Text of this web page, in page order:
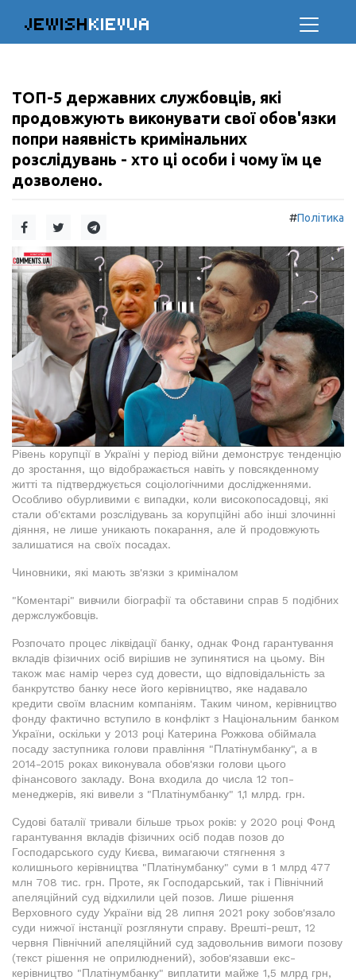
JEWISHKIEVUA
ТОП-5 державних службовців, які
продовжують виконувати свої обов'язки
попри наявність кримінальних
розслідувань - хто ці особи і чому їм це
дозволено.
#Політика
Рівень корупції в Україні у період війни демонструє тенденцію
до зростання, що відображається навіть у повсякденному
житті та підтверджується соціологічними дослідженнями.
Особливо обурливими є випадки, коли високопосадовці, які
стали об'єктами розслідувань за корупційні або інші злочинні
діяння, не лише уникають покарання, але й продовжують
залишатися на своїх посадах.
Чиновники, які мають зв'язки з криміналом
"Коментарі" вивчили біографії та обставини справ 5 подібних
держслужбовців.
Розпочато процес ліквідації банку, однак Фонд гарантування
вкладів фізичних осіб вирішив не зупинятися на цьому. Він
також має намір через суд довести, що відповідальність за
банкрутство банку несе його керівництво, яке надавало
кредити своїм власним компаніям. Таким чином, керівництво
фонду фактично вступило в конфлікт з Національним банком
України, оскільки у 2013 році Катерина Рожкова обіймала
посаду заступника голови правління "Платінумбанку", а в
2014-2015 роках виконувала обов'язки голови цього
фінансового закладу. Вона входила до числа 12 топ-
менеджерів, які вивели з "Платінумбанку" 1,1 млрд. грн.
Судові баталії тривали більше трьох років: у 2020 році Фонд
гарантування вкладів фізичних осіб подав позов до
Господарського суду Києва, вимагаючи стягнення з
колишнього керівництва "Платінумбанку" суми в 1 млрд 477
млн 708 тис. грн. Проте, як Господарський, так і Північний
апеляційний суд відхилили цей позов. Лише рішення
Верховного суду України від 28 липня 2021 року зобов'язало
суди нижчої інстанції розглянути справу. Врешті-решт, 12
червня Північний апеляційний суд задовольнив вимоги позову
(текст рішення не оприлюднений), зобов'язавши екс-
керівництво "Платінумбанку" виплатити майже 1,5 млрд грн,